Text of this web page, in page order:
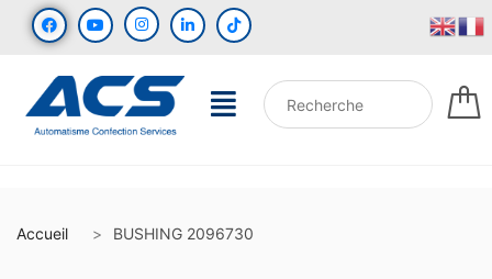
Accueil BUSHING 2096730